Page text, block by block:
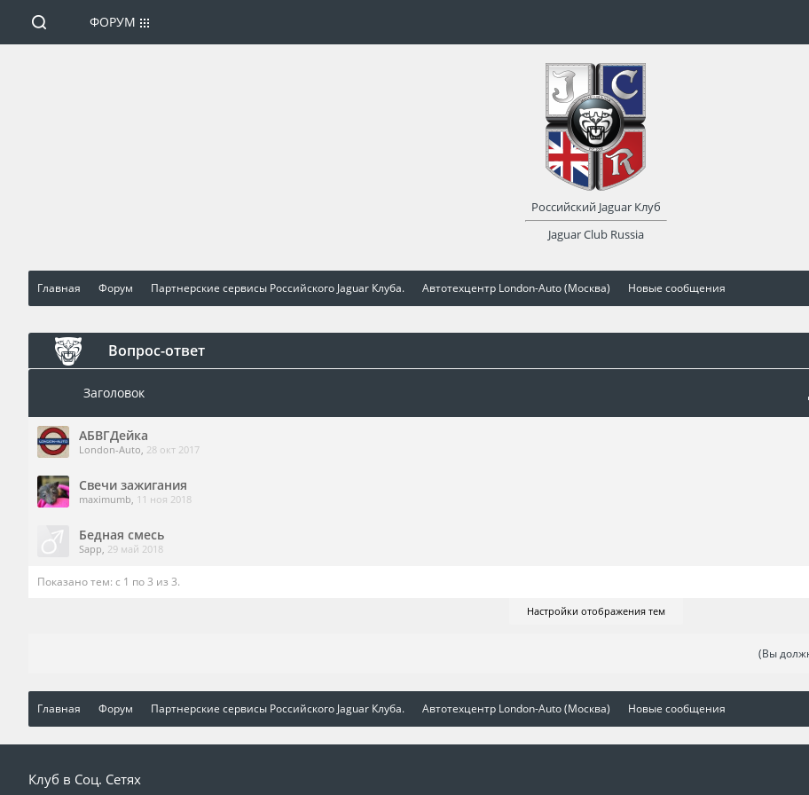
Главная Форум Партнерские сервисы Российского Jaguar Клуба. Автотехцентр London-Auto (Москва) Новые сообщения
Вопрос-ответ
Заголовок
АБВГДейка
London-Auto, 28 окт 2017
Свечи зажигания
maximumb, 11 ноя 2018
Бедная смесь
Sapp, 29 май 2018
Показано тем: с 1 по 3 из 3.
Настройки отображения тем
(Вы
Главная Форум Партнерские сервисы Российского Jaguar Клуба. Автотехцентр London-Auto (Москва) Новые сообщения
ФОРУМ
Российский Jaguar Клуб
Jaguar Club Russia
Клуб в Соц. Сетях